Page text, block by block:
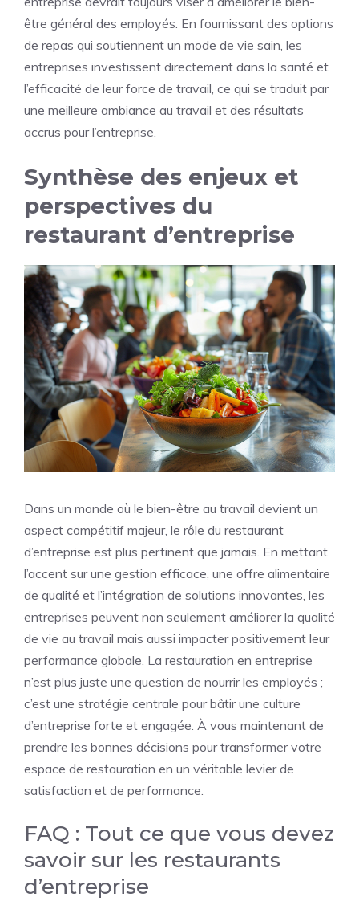
être général des employés. En fournissant des options
de repas qui soutiennent un mode de vie sain, les
entreprises investissent directement dans la santé et
l’efficacité de leur force de travail, ce qui se traduit par
une meilleure ambiance au travail et des résultats
accrus pour l’entreprise.
Synthèse des enjeux et
perspectives du
restaurant d’entreprise
Dans un monde où le bien-être au travail devient un
aspect compétitif majeur, le rôle du restaurant
d’entreprise est plus pertinent que jamais. En mettant
l’accent sur une gestion efficace, une offre alimentaire
de qualité et l’intégration de solutions innovantes, les
entreprises peuvent non seulement améliorer la qualité
de vie au travail mais aussi impacter positivement leur
performance globale. La restauration en entreprise
n’est plus juste une question de nourrir les employés ;
c’est une stratégie centrale pour bâtir une culture
d’entreprise forte et engagée. À vous maintenant de
prendre les bonnes décisions pour transformer votre
espace de restauration en un véritable levier de
satisfaction et de performance.
FAQ : Tout ce que vous devez
savoir sur les restaurants
d’entreprise